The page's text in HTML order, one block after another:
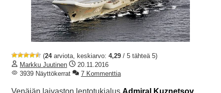
(24arviota, keskiarvo: 4,29 / 5 tähteä 5)
Markku Juutinen
20.11.2016
3939 Näyttökerrat
7 Kommenttia